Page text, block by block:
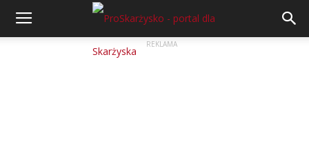
REKLAMA